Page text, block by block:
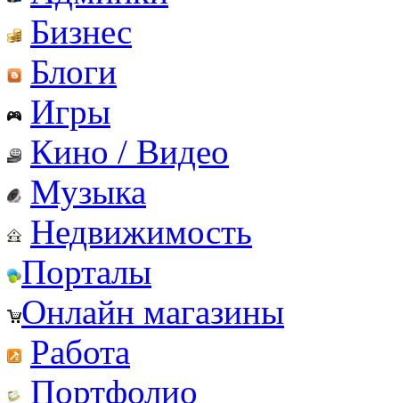
Бизнес
Блоги
Игры
Кино / Видео
Музыка
Недвижимость
Порталы
Онлайн магазины
Работа
Портфолио